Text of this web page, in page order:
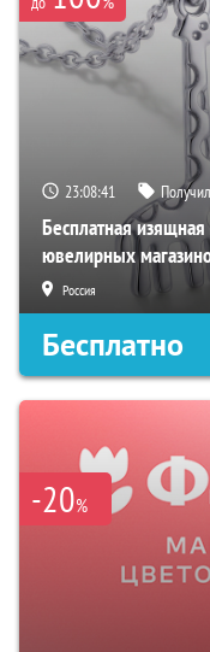
23:08:40
Бесплатная
ювелирных
Россия
Бесплатно
-20%